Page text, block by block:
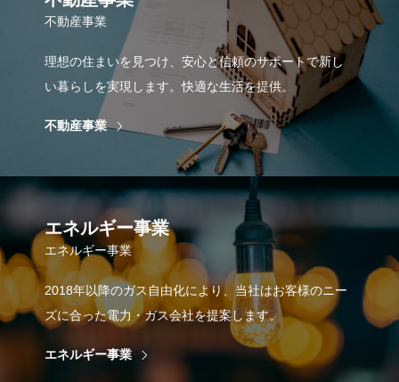
不動産事業
理想の住まいを見つけ、安心と信頼のサポートで新し
い暮らしを実現します。快適な生活を提供。
不動産事業
エネルギー事業
エネルギー事業
2018年以降のガス自由化により、当社はお客様のニー
ズに合った電力・ガス会社を提案します。
エネルギー事業